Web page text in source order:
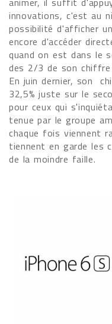
innovations, c'est au
possibilité d'afficher
encore d'accéder
quand on est dans le
des 2/3 de son
En juin dernier, son
32,5% juste sur le
pour ceux qui
tenue par le groupe
chaque fois viennent
tiennent en garde les
de la moindre faille.